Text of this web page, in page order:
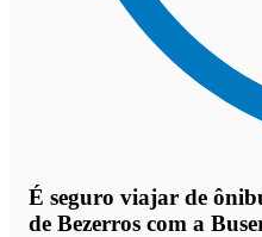
É seguro viajar de
de Bezerros com a